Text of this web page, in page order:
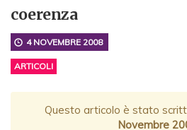
coerenza
4 NOVEMBRE 2008
ARTICOLI
Questo articolo è stato
Novembre